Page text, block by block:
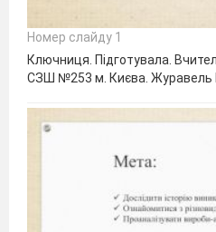
Номер слайду 1
Ключниця. Підготувала.
СЗШ №253 м. Києва. Журавель